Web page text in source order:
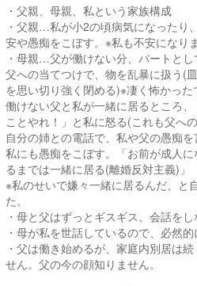
・父親、母親、私という家族構成
・父親…私が小2の頃病気になったり
安や愚痴をこぼす。※私も不安になりま
・母親…父が働けない分、パートとし
父への当てつけで、物を乱暴に扱う(
を思い切り強く閉める)※凄く怖かった
働けない父と私が一緒に居るところ
ことやれ！」と私に怒る(これも父へ
自分の姉との電話で、私や父の愚痴を
私にも愚痴をこぼす。「お前が成人
るまでは一緒に居る(離婚反対主義)」
※私のせいで嫌々一緒に居るんだ、と
た。
・母と父はずっとギスギス。会話を
・母が私を世話しているので、必然的
・父は働き始めるが、家庭内別居は
せん。父の今の顔知りません。